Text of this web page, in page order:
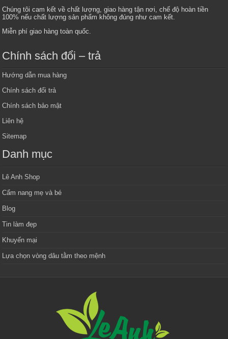
Chúng tôi cam kết về chất lượng, giao hàng tận nơi, chế độ hoàn tiền
100% nếu chất lượng sản phẩm không đúng như cam kết.
Miễn phí giao hàng toàn quốc.
Chính sách đổi – trả
Hướng dẫn mua hàng
Chính sách đổi trả
Chính sách bảo mật
Liên hệ
Sitemap
Danh mục
Lê Anh Shop
Cẩm nang mẹ và bé
Blog
Tin làm đẹp
Khuyến mại
Lựa chọn vòng dâu tằm theo mệnh